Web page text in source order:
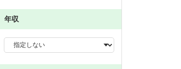
年収